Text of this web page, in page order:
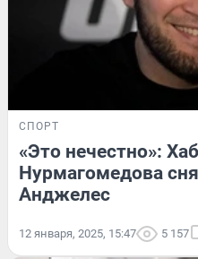
СПОРТ
«Это нечестно»:
Нурмагомедова
Анджелес
12 января, 2025, 15:47 5 157